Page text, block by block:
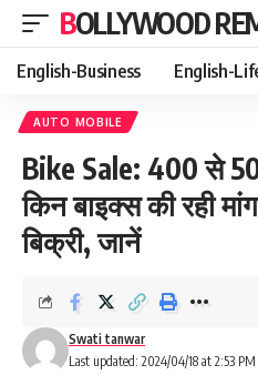
BOLLYWOOD
English-Business English-
AUTO MOBILE
Bike Sale: 400 से
किन बाइक्‍स की रही
बिक्री, जानें
Last updated: 2024/04/18 at 2:53 PM
Swati tanwar